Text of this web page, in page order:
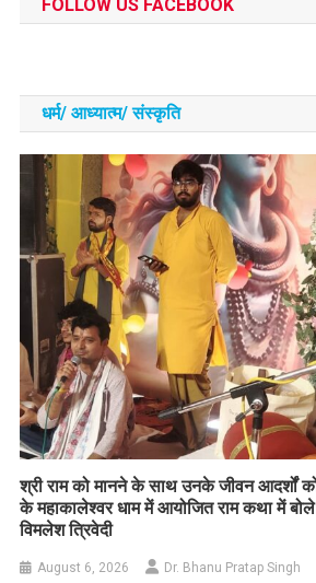
FOLLOW US FACEBOOK
धर्म/ आध्‍यात्‍म/ संस्‍कृति
​श्री राम को मानने के साथ उनके जीवन आदर्शों
के महाकालेश्वर धाम में आयोजित राम कथा में
विमलेश त्रिवेदी
August 6, 2026 Dr. Bhanu Pratap Singh